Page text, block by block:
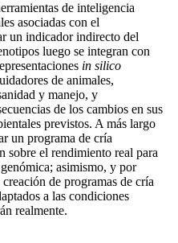
de inteligencia
asociadas con el
un indicador indirecto del
luego se integran con
in silico
de animales,
y manejo, y
de los cambios en sus
previstos. A más largo
un programa de cría
el rendimiento real para
asimismo, y por
de programas de cría
a las condiciones
realmente.